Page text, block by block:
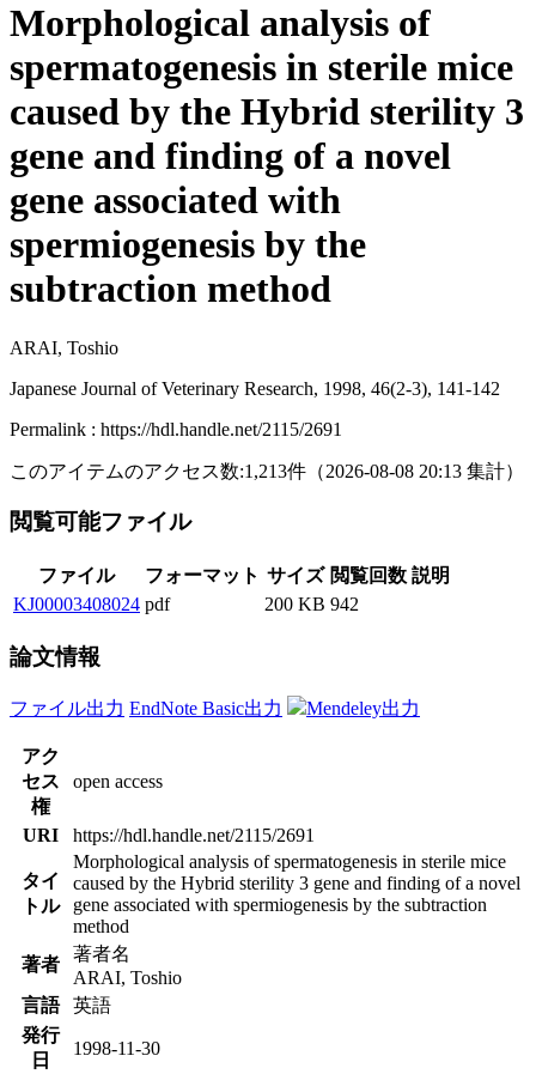
Morphological analysis of
spermatogenesis in sterile mice
caused by the Hybrid sterility 3
gene and finding of a novel
gene associated with
spermiogenesis by the
subtraction method
ARAI, Toshio
Japanese Journal of Veterinary Research, 1998, 46(2-3), 141-142
Permalink : https://hdl.handle.net/2115/2691
このアイテムのアクセス数:1,213件 （2026-08-08 20:13 集計）
閲覧可能ファイル
ファイル フォーマット サイズ 閲覧回数 説明
KJ00003408024 pdf 200 KB 942
論文情報
ファイル出力 EndNote Basic出力 Mendeley出力
アク
セス
権
open access
URI https://hdl.handle.net/2115/2691
タイ
トル
Morphological analysis of spermatogenesis in sterile mice
caused by the Hybrid sterility 3 gene and finding of a novel
gene associated with spermiogenesis by the subtraction
method
著者
著者名
ARAI, Toshio
言語
英語
発行
日
1998-11-30